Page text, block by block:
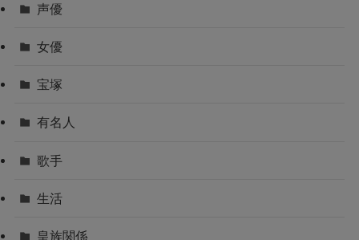
声優
女優
宝塚
有名人
歌手
生活
皇族関係